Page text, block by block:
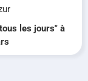
les jours" à